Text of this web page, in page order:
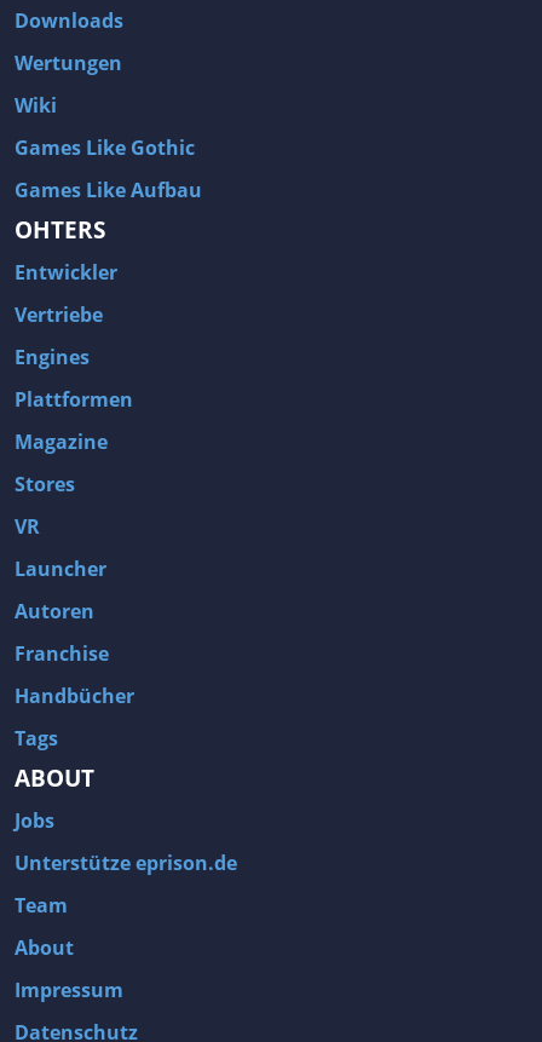
Downloads
Wertungen
Wiki
Games Like Gothic
Games Like Aufbau
OHTERS
Entwickler
Vertriebe
Engines
Plattformen
Magazine
Stores
VR
Launcher
Autoren
Franchise
Handbücher
Tags
ABOUT
Jobs
Unterstütze eprison.de
Team
About
Impressum
Datenschutz